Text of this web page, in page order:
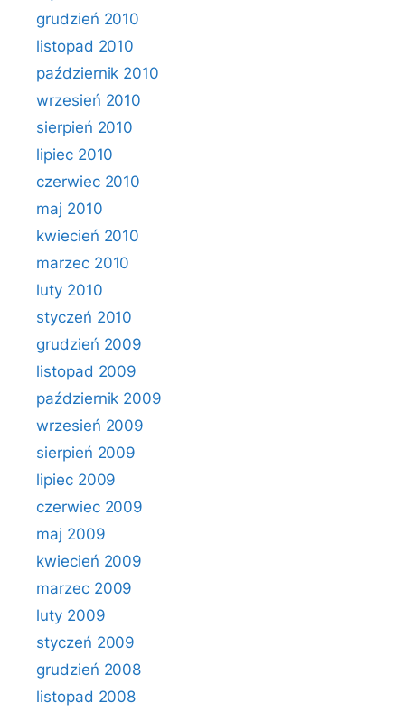
grudzień 2010
listopad 2010
październik 2010
wrzesień 2010
sierpień 2010
lipiec 2010
czerwiec 2010
maj 2010
kwiecień 2010
marzec 2010
luty 2010
styczeń 2010
grudzień 2009
listopad 2009
październik 2009
wrzesień 2009
sierpień 2009
lipiec 2009
czerwiec 2009
maj 2009
kwiecień 2009
marzec 2009
luty 2009
styczeń 2009
grudzień 2008
listopad 2008